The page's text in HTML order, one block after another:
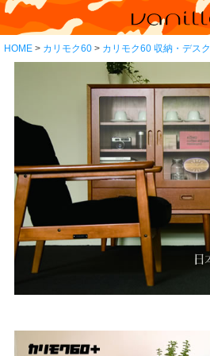
HOME カリモク60 カリモク60 収納・デスク